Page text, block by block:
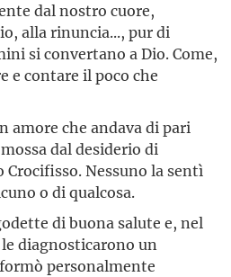
dal nostro cuore,
alla rinuncia..., pur di
si convertano a Dio. Come,
e contare il poco che
amore che andava di pari
dal desiderio di
Nessuno la sentì
o di qualcosa.
di buona salute e, nel
diagnosticarono un
personal­mente